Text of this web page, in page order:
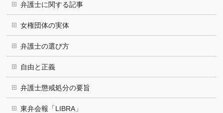
弁護士に関する記事
女権団体の実体
弁護士の選び方
自由と正義
弁護士懲戒処分の要旨
東弁会報「LIBRA」